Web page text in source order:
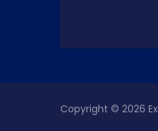
Copyright © 2026